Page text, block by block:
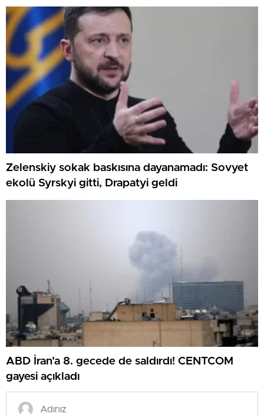
Zelenskiy sokak baskısına dayanamadı: Sovyet
ekolü Syrskyi gitti, Drapatyi geldi
ABD İran’a 8. gecede de saldırdı! CENTCOM
gayesi açıkladı